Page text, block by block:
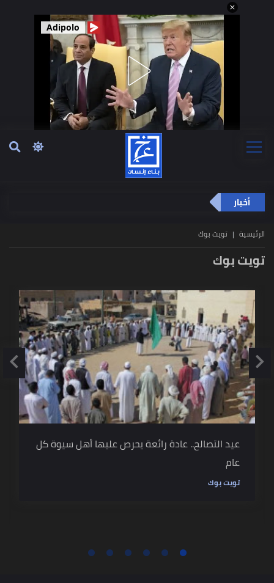
Adipolo
أخبار
الرئيسية تويت بوك
تويت بوك
عيد التصالح.. عادة رائعة يحرص عليها أهل سيوة كل
عام
تويت بوك